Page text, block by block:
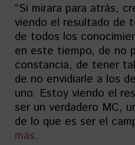
“Si mirara para atrás,
viendo el resultado de
de todos los
en este tiempo, de no
constancia, de tener
de no envidiarle a los
uno. Estoy viendo el
ser un verdadero MC,
de lo que es ser el
más.